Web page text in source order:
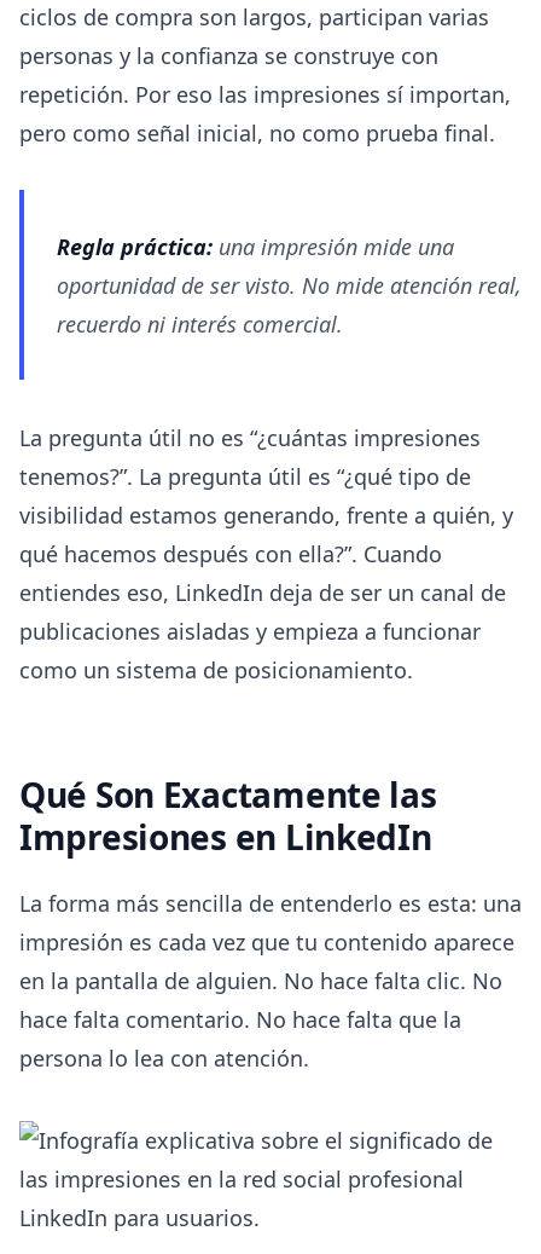
ciclos de compra son largos, participan varias
personas y la confianza se construye con
repetición. Por eso las impresiones sí importan,
pero como señal inicial, no como prueba final.
Regla práctica: una impresión mide una
oportunidad de ser visto. No mide atención real,
recuerdo ni interés comercial.
La pregunta útil no es “¿cuántas impresiones
tenemos?”. La pregunta útil es “¿qué tipo de
visibilidad estamos generando, frente a quién, y
qué hacemos después con ella?”. Cuando
entiendes eso, LinkedIn deja de ser un canal de
publicaciones aisladas y empieza a funcionar
como un sistema de posicionamiento.
Qué Son Exactamente las
Impresiones en LinkedIn
La forma más sencilla de entenderlo es esta: una
impresión es cada vez que tu contenido aparece
en la pantalla de alguien. No hace falta clic. No
hace falta comentario. No hace falta que la
persona lo lea con atención.